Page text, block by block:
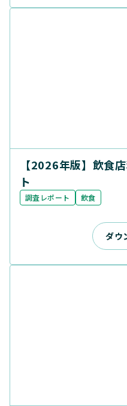
【2026年版】飲食
ト
調査レポート 飲食
ダウ